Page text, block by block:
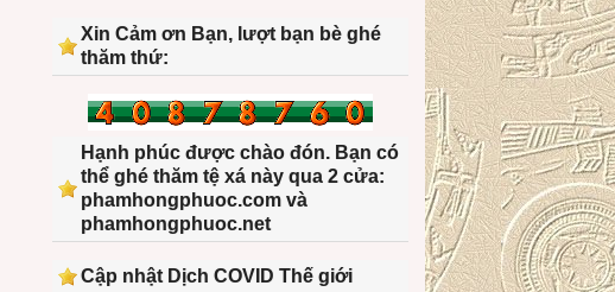
Xin Cảm ơn Bạn, lượt bạn bè ghé
thăm thứ:
Hạnh phúc được chào đón. Bạn có
thể ghé thăm tệ xá này qua 2 cửa:
phamhongphuoc.com và
phamhongphuoc.net
Cập nhật Dịch COVID Thế giới